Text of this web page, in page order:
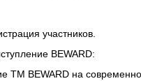
участников.
BEWARD:
ТМ BEWARD на